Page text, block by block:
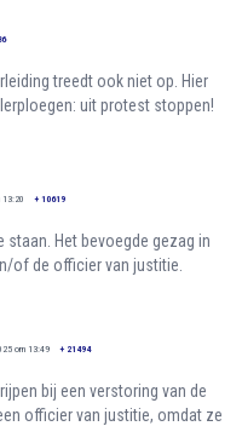
treedt ook niet op. Hier
uit protest stoppen!
13:20 + 10619
Het bevoegde gezag in
of de officier van justitie.
om 13:49 + 21494
bij een verstoring van de
officier van justitie, omdat ze